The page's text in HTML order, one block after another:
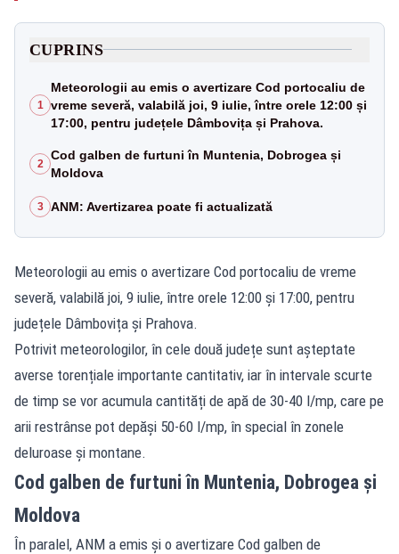
CUPRINS
1
Meteorologii au emis o avertizare Cod portocaliu de
vreme severă, valabilă joi, 9 iulie, între orele 12:00 și
17:00, pentru județele Dâmbovița și Prahova.
2
Cod galben de furtuni în Muntenia, Dobrogea și
Moldova
3 ANM: Avertizarea poate fi actualizată
Meteorologii au emis o avertizare Cod portocaliu de vreme
severă, valabilă joi, 9 iulie, între orele 12:00 și 17:00, pentru
județele Dâmbovița și Prahova.
Potrivit meteorologilor, în cele două județe sunt așteptate
averse torențiale importante cantitativ, iar în intervale scurte
de timp se vor acumula cantități de apă de 30-40 l/mp, care pe
arii restrânse pot depăși 50-60 l/mp, în special în zonele
deluroase și montane.
Cod galben de furtuni în Muntenia, Dobrogea și
Moldova
În paralel, ANM a emis și o avertizare Cod galben de